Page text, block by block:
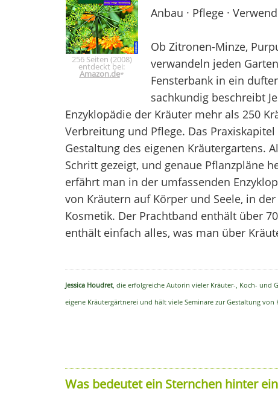
256 Seiten (2008)
entdeckt bei:
Amazon.de*
Anbau · Pflege ·
Ob Zitronen-Minze,
verwandeln jeden
Fensterbank in ein
sachkundig beschreibt
Enzyklopädie der Kräuter mehr als 250
Verbreitung und Pflege. Das
Gestaltung des eigenen Kräutergartens.
Schritt gezeigt, und genaue Pflanzpläne
erfährt man in der umfassenden
von Kräutern auf Körper und Seele, in
Kosmetik. Der Prachtband enthält über
enthält einfach alles, was man über
Jessica Houdret, die erfolgreiche Autorin vieler Kräuter-, Koch- und
eigene Kräutergärtnerei und hält viele Seminare zur Gestaltung
Was bedeutet ein Sternchen hinter